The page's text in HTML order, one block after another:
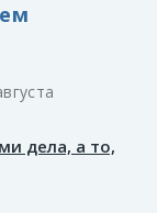
дела, а то,